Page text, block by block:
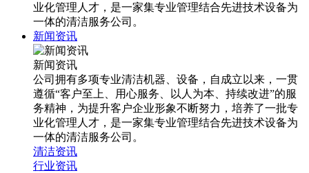
业化管理人才，是一家集专业管理结合先进技术设备为
一体的清洁服务公司。
新闻资讯
新闻资讯
公司拥有多项专业清洁机器、设备，自成立以来，一贯
遵循“客户至上、用心服务、以人为本、持续改进”的服
务精神，为提升客户企业形象不断努力，培养了一批专
业化管理人才，是一家集专业管理结合先进技术设备为
一体的清洁服务公司。
清洁资讯
行业资讯